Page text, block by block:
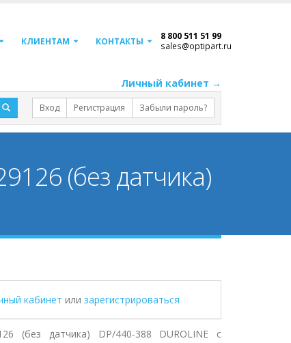
КЛИЕНТАМ КОНТАКТЫ 8 800 511 51 99
sales@optipart.ru
Личный кабинет →
Вход Регистрация Забыли пароль?
(без датчика)
кабинет или зарегистрироваться
(без датчика) DP/440-388 DUROLINE с